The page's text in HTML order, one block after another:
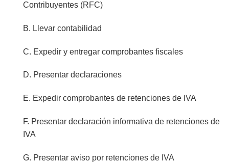
Contribuyentes (RFC)
B. Llevar contabilidad
C. Expedir y entregar comprobantes fiscales
D. Presentar declaraciones
E. Expedir comprobantes de retenciones de IVA
F. Presentar declaración informativa de retenciones de
IVA
G. Presentar aviso por retenciones de IVA